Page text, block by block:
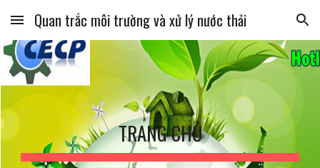
Skip to main content Skip to navigation
Quan trắc môi trường và xử lý nước thải
TRANG CHỦ